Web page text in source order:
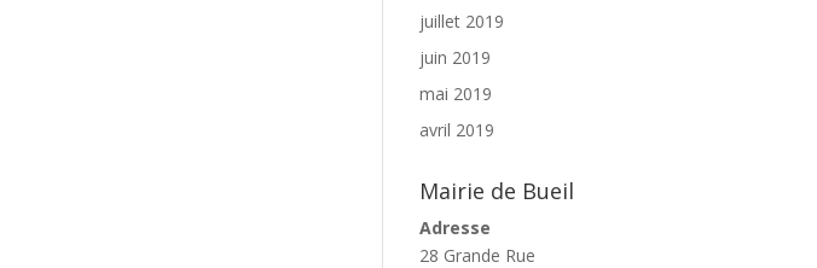
juillet 2019
juin 2019
mai 2019
avril 2019
Mairie de Bueil
Adresse
28 Grande Rue